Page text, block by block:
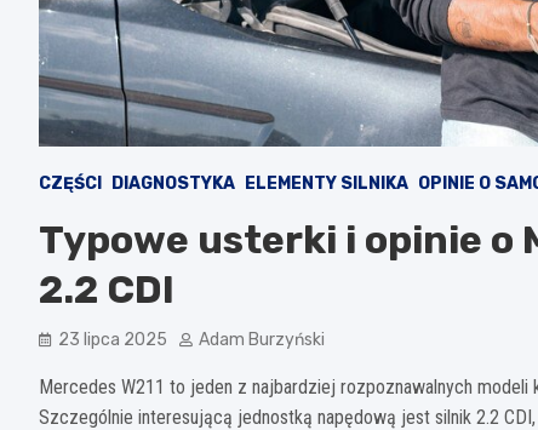
CZĘŚCI DIAGNOSTYKA ELEMENTY SILNIKA OPINIE O
Typowe usterki i opinie o
2.2 CDI
23 lipca 2025 Adam Burzyński
Mercedes W211 to jeden z najbardziej rozpoznawalnych modeli
Szczególnie interesującą jednostką napędową jest silnik 2.2